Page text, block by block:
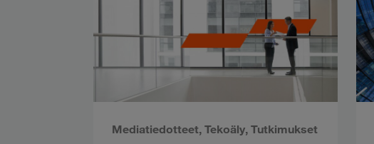
Mediatiedotteet,Tekoäly,Tutkimukset